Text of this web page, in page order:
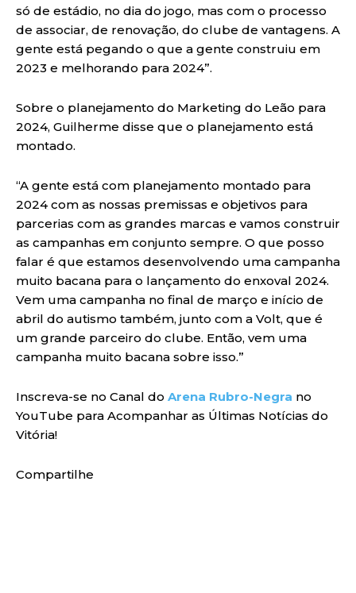
só de estádio, no dia do jogo, mas com o processo
de associar, de renovação, do clube de vantagens. A
gente está pegando o que a gente construiu em
2023 e melhorando para 2024”.
Sobre o planejamento do Marketing do Leão para
2024, Guilherme disse que o planejamento está
montado.
“A gente está com planejamento montado para
2024 com as nossas premissas e objetivos para
parcerias com as grandes marcas e vamos construir
as campanhas em conjunto sempre. O que posso
falar é que estamos desenvolvendo uma campanha
muito bacana para o lançamento do enxoval 2024.
Vem uma campanha no final de março e início de
abril do autismo também, junto com a Volt, que é
um grande parceiro do clube. Então, vem uma
campanha muito bacana sobre isso.”
Inscreva-se no Canal do Arena Rubro-Negra no
YouTube para Acompanhar as Últimas Notícias do
Vitória!
Compartilhe